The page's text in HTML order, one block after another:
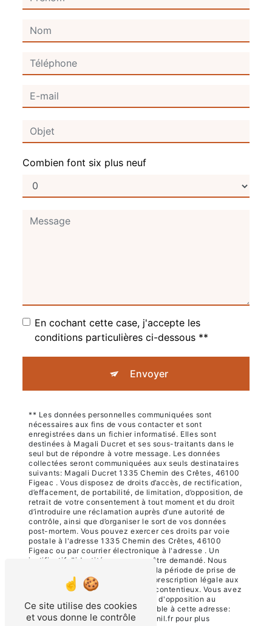
Combien font six plus neuf
En cochant cette case, j'accepte les
conditions particulières ci-dessous **
Envoyer
** Les données personnelles communiquées sont
nécessaires aux fins de vous contacter et sont
enregistrées dans un fichier informatisé. Elles sont
destinées à Magali Ducret et ses sous-traitants dans le
seul but de répondre à votre message. Les données
collectées seront communiquées aux seuls destinataires
suivants: Magali Ducret 1335 Chemin des Crêtes, 46100
Figeac . Vous disposez de droits d’accès, de rectification,
d’effacement, de portabilité, de limitation, d’opposition, de
retrait de votre consentement à tout moment et du droit
d’introduire une réclamation auprès d’une autorité de
contrôle, ainsi que d’organiser le sort de vos données
post-mortem. Vous pouvez exercer ces droits par voie
postale à l'adresse 1335 Chemin des Crêtes, 46100
Figeac ou par courrier électronique à l'adresse . Un
justificatif d'identité pourra vous être demandé. Nous
conservons vos données pendant la période de prise de
contact puis pendant la durée de prescription légale aux
fins probatoires et de gestion des contentieux. Vous avez
le droit de vous inscrire sur la liste d'opposition au
démarchage téléphonique, disponible à cette adresse:
Bloctel.gouv.fr. Consultez le site cnil.fr pour plus
Ce site utilise des cookies
et vous donne le contrôle